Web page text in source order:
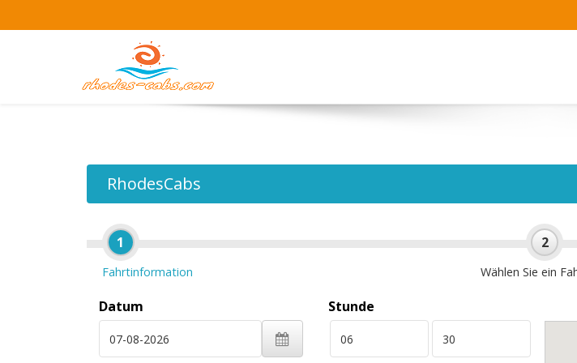
RhodesCabs
1
Fahrtinformation
2
Wählen Sie ein
Datum Stunde